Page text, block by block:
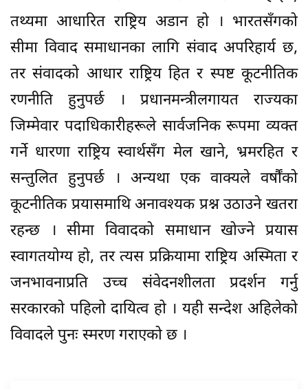
तथ्यमा आधारित राष्ट्रिय अडान हो । भारतसँगको
सीमा विवाद समाधानका लागि संवाद अपरिहार्य छ,
तर संवादको आधार राष्ट्रिय हित र स्पष्ट कूटनीतिक
रणनीति हुनुपर्छ । प्रधानमन्त्रीलगायत राज्यका
जिम्मेवार पदाधिकारीहरूले सार्वजनिक रूपमा व्यक्त
गर्ने धारणा राष्ट्रिय स्वार्थसँग मेल खाने, भ्रमरहित र
सन्तुलित हुनुपर्छ । अन्यथा एक वाक्यले वर्षौंको
कूटनीतिक प्रयासमाथि अनावश्यक प्रश्न उठाउने खतरा
रहन्छ । सीमा विवादको समाधान खोज्ने प्रयास
स्वागतयोग्य हो, तर त्यस प्रक्रियामा राष्ट्रिय अस्मिता र
जनभावनाप्रति उच्च संवेदनशीलता प्रदर्शन गर्नु
सरकारको पहिलो दायित्व हो । यही सन्देश अहिलेको
विवादले पुनः स्मरण गराएको छ ।